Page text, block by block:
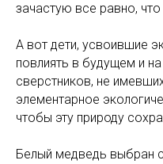
зачастую все равно, что
А вот дети, усвоившие
повлиять в будущем и
сверстников, не
элементарное
чтобы эту природу
Белый медведь выбран